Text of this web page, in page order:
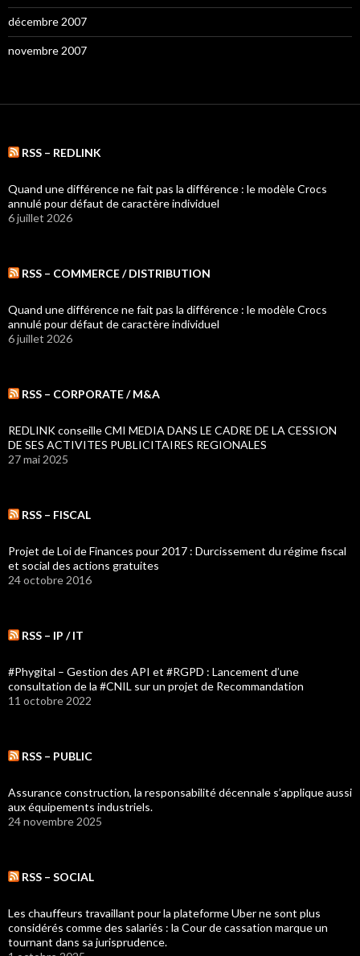
décembre 2007
novembre 2007
RSS – REDLINK
Quand une différence ne fait pas la différence : le modèle Crocs
annulé pour défaut de caractère individuel
6 juillet 2026
RSS – COMMERCE / DISTRIBUTION
Quand une différence ne fait pas la différence : le modèle Crocs
annulé pour défaut de caractère individuel
6 juillet 2026
RSS – CORPORATE / M&A
REDLINK conseille CMI MEDIA DANS LE CADRE DE LA CESSION
DE SES ACTIVITES PUBLICITAIRES REGIONALES
27 mai 2025
RSS – FISCAL
Projet de Loi de Finances pour 2017 : Durcissement du régime fiscal
et social des actions gratuites
24 octobre 2016
RSS – IP / IT
#Phygital – Gestion des API et #RGPD : Lancement d’une
consultation de la #CNIL sur un projet de Recommandation
11 octobre 2022
RSS – PUBLIC
Assurance construction, la responsabilité décennale s’applique aussi
aux équipements industriels.
24 novembre 2025
RSS – SOCIAL
Les chauffeurs travaillant pour la plateforme Uber ne sont plus
considérés comme des salariés : la Cour de cassation marque un
tournant dans sa jurisprudence.